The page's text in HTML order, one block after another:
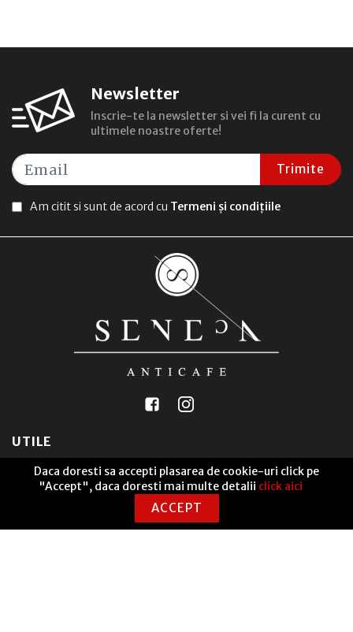
Daca doresti sa accepti plasarea de cookie-uri click pe
"Accept", daca doresti mai multe detalii click aici
ACCEPT
Newsletter
Inscrie-te la newsletter si vei fi la curent cu
ultimele noastre oferte!
Trimite
Am citit si sunt de acord cu Termeni și condițiile
UTILE
Seneca Anticafe Coworking
ANPC Soluționarea alternativă a litigiilor
Termeni și condiții